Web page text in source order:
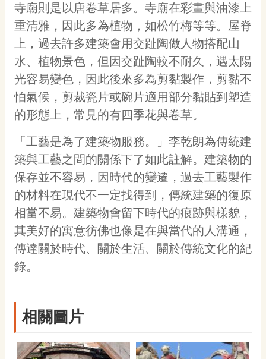
寺廟則是以唐卷草居多。寺廟在彩畫與油漆上
重清雅，因此多為植物，如松竹梅等等。屋脊
上，過去許多建築會用交趾陶做人物搭配山
水、植物景色，但因交趾陶較不耐久，遇太陽
光容易變色，因此後來多為剪黏製作，剪黏不
怕氣候，剪裁瓷片或碗片適用部分黏貼到塑造
的形態上，常見的有四季花與卷草。
「工藝是為了建築物服務。」李乾朗為傳統建
築與工藝之間的關係下了如此註解。建築物的
保存並不容易，因時代的變遷，過去工藝製作
的材料在現代不一定找得到，傳統建築的復原
相當不易。建築物會留下時代的痕跡與樣貌，
其美好的寓意彷佛也像是在與當代的人溝通，
傳達關於時代、關於生活、關於傳統文化的紀
錄。
相關圖片